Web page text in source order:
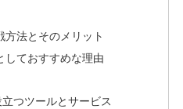
方法とそのメリット
しておすすめな理由
つツールとサービス